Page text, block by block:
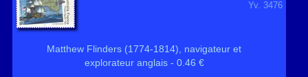
Yv. 3476
Matthew Flinders (1774-1814), navigateur et
explorateur anglais - 0.46 €